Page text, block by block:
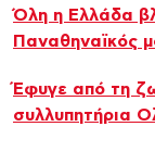
Όλη η Ελλάδα
Παναθηναϊκός
Έφυγε από τη
συλλυπητήρια